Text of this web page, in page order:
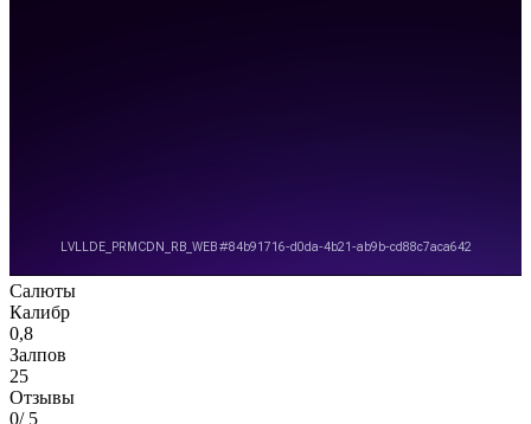
Салюты
Калибр
0,8
Залпов
25
Отзывы
0/ 5